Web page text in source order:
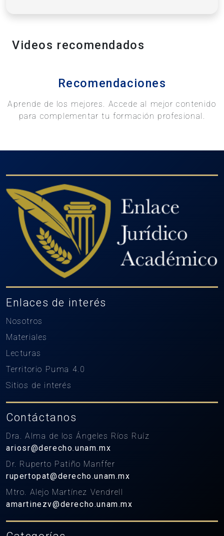
Videos recomendados
Recomendaciones
Aprende de los mejores. Accede al mejor contenido
para complementar tu formación profesional.
Enlaces de interés
Nosotros
Materiales
Lecturas
Territorio Puma 4.0
Sitios de interés
Contáctanos
Dra. Alma de los Ángeles Ríos Ruíz
ariosr@derecho.unam.mx
Dr. Ruperto Patiño Manffer
rupertopat@derecho.unam.mx
Mtro. Alejo Martínez Vendrell
amartinezv@derecho.unam.mx